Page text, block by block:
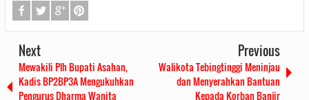
Next
Mewakili Plh Bupati Asahan,
Kadis BP2BP3A Mengukuhkan
Pengurus Dharma Wanita
Previous
Walikota Tebingtinggi Meninjau
dan Menyerahkan Bantuan
Kepada Korban Banjir